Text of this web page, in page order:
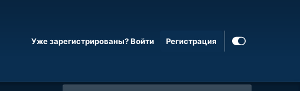
Уже зарегистрированы? Войти Регистрация